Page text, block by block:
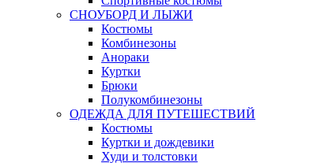
СНОУБОРД И ЛЫЖИ
Костюмы
Комбинезоны
Анораки
Куртки
Брюки
Полукомбинезоны
ОДЕЖДА ДЛЯ ПУТЕШЕСТВИЙ
Костюмы
Куртки и дождевики
Худи и толстовки